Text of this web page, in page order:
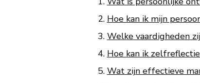
Hoe kan ik mijn
Welke vaardigheden
Hoe kan ik
Wat zijn effectieve